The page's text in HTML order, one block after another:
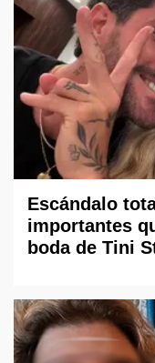
Escándalo
importantes
boda de Tini